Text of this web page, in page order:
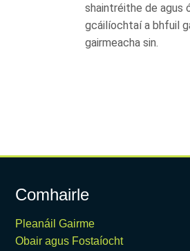
shaintréithe de agus
gcáilíochtaí a bhfuil
gairmeacha sin.
Comhairle
Pleanáil Gairme
Obair agus Fostaíocht